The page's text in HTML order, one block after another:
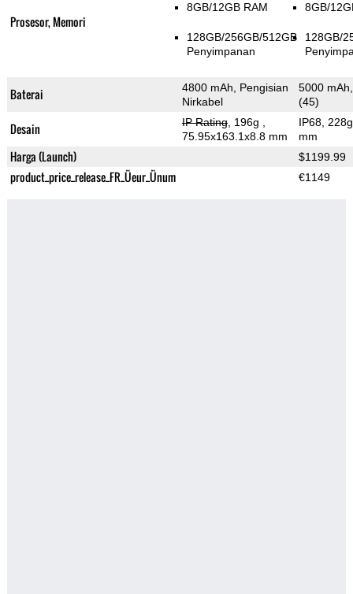
Prosesor, Memori
8GB/12GB RAM
128GB/256GB/512GB
Penyimpanan
8GB/
128GB/
Baterai
4800 mAh, Pengisian
Nirkabel
5000
(45)
Desain IP Rating, 196g
75.95x163.1x8.8 mm
IP68,
mm
Harga (Launch) $1199.99
product_price_release_FR_Üeur_Ünum €1149